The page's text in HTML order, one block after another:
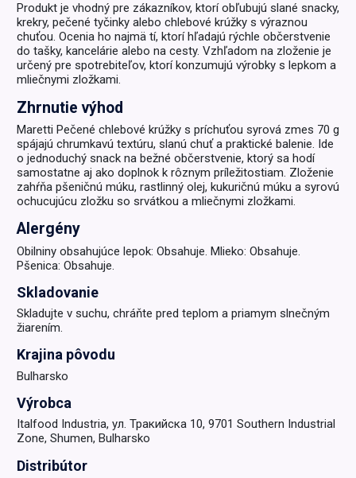
Produkt je vhodný pre zákazníkov, ktorí obľubujú slané snacky,
krekry, pečené tyčinky alebo chlebové krúžky s výraznou
chuťou. Ocenia ho najmä tí, ktorí hľadajú rýchle občerstvenie
do tašky, kancelárie alebo na cesty. Vzhľadom na zloženie je
určený pre spotrebiteľov, ktorí konzumujú výrobky s lepkom a
mliečnymi zložkami.
Zhrnutie výhod
Maretti Pečené chlebové krúžky s príchuťou syrová zmes 70 g
spájajú chrumkavú textúru, slanú chuť a praktické balenie. Ide
o jednoduchý snack na bežné občerstvenie, ktorý sa hodí
samostatne aj ako doplnok k rôznym príležitostiam. Zloženie
zahŕňa pšeničnú múku, rastlinný olej, kukuričnú múku a syrovú
ochucujúcu zložku so srvátkou a mliečnymi zložkami.
Alergény
Obilniny obsahujúce lepok: Obsahuje. Mlieko: Obsahuje.
Pšenica: Obsahuje.
Skladovanie
Skladujte v suchu, chráňte pred teplom a priamym slnečným
žiarením.
Krajina pôvodu
Bulharsko
Výrobca
Italfood Industria, ул. Тракийска 10, 9701 Southern Industrial
Zone, Shumen, Bulharsko
Distribútor